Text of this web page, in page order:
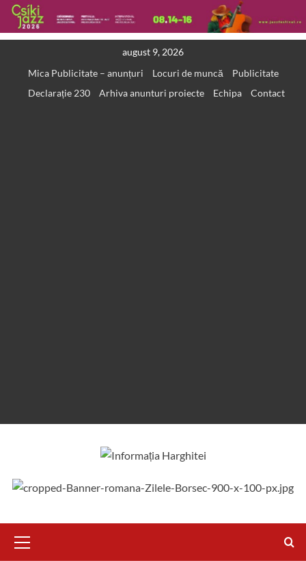
august 9, 2026
Mica Publicitate – anunțuri
Locuri de muncă
Publicitate
Declarație 230
Arhiva anunturi proiecte Echipa Contact
Menu